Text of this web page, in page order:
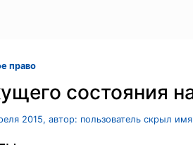
право
состояния
2015, автор: пользователь скрыл имя